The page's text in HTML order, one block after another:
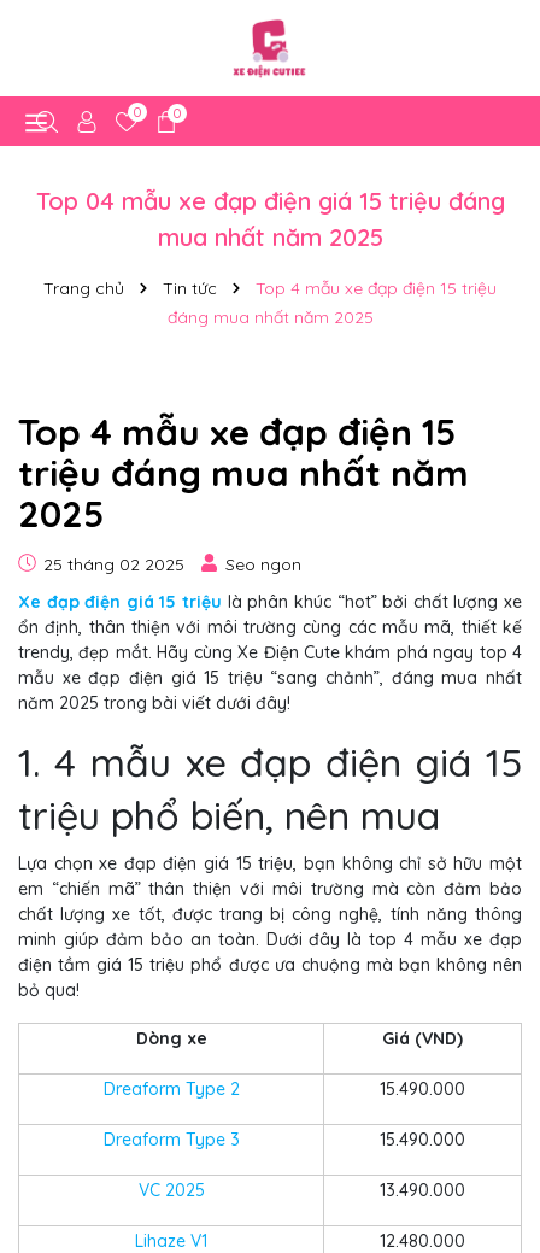
0 0
Top 04 mẫu xe đạp điện giá 15 triệu đáng
mua nhất năm 2025
Trang chủ Tin tức
Top 4 mẫu xe đạp điện 15 triệu
đáng mua nhất năm 2025
Top 4 mẫu xe đạp điện 15
triệu đáng mua nhất năm
2025
25 tháng 02 2025
Seo ngon
Xe đạp điện giá 15 triệu là phân khúc “hot” bởi chất lượng xe
ổn định, thân thiện với môi trường cùng các mẫu mã, thiết kế
trendy, đẹp mắt. Hãy cùng Xe Điện Cute khám phá ngay top 4
mẫu xe đạp điện giá 15 triệu “sang chảnh”, đáng mua nhất
năm 2025 trong bài viết dưới đây!
1. 4 mẫu xe đạp điện giá 15
triệu phổ biến, nên mua
Lựa chọn xe đạp điện giá 15 triệu, bạn không chỉ sở hữu một
em “chiến mã” thân thiện với môi trường mà còn đảm bảo
chất lượng xe tốt, được trang bị công nghệ, tính năng thông
minh giúp đảm bảo an toàn. Dưới đây là top 4 mẫu xe đạp
điện tầm giá 15 triệu phổ được ưa chuộng mà bạn không nên
bỏ qua!
Dòng xe Giá (VND)
Dreaform Type 2 15.490.000
Dreaform Type 3 15.490.000
VC 2025 13.490.000
Lihaze V1 12.480.000